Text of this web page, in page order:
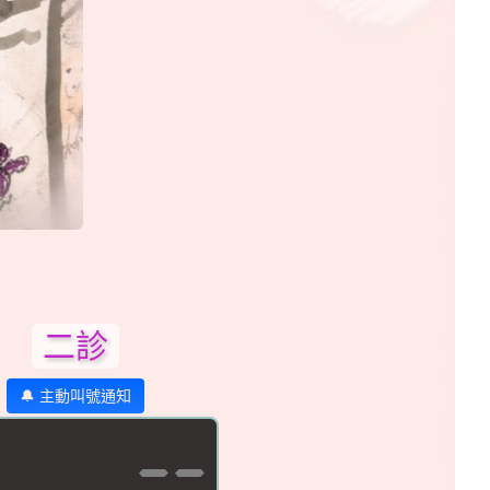
二診
🔔 主動叫號通知
--